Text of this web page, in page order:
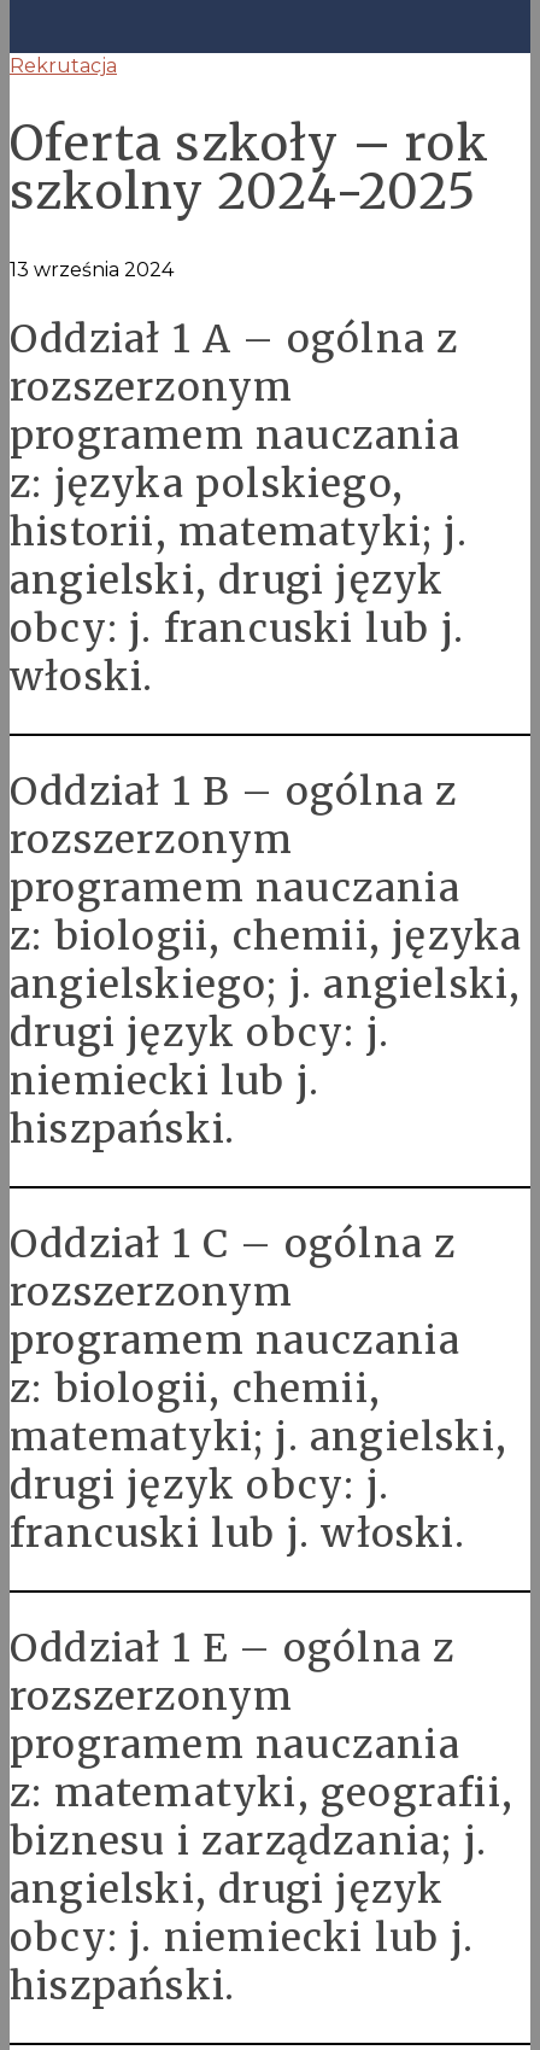
Rekrutacja
Oferta szkoły – rok
szkolny 2024-2025
13 września 2024
Oddział 1 A – ogólna z
rozszerzonym
programem nauczania
z: języka polskiego,
historii, matematyki; j.
angielski, drugi język
obcy: j. francuski lub j.
włoski.
Oddział 1 B – ogólna z
rozszerzonym
programem nauczania
z: biologii, chemii, języka
angielskiego; j. angielski,
drugi język obcy: j.
niemiecki lub j.
hiszpański.
Oddział 1 C – ogólna z
rozszerzonym
programem nauczania
z: biologii, chemii,
matematyki; j. angielski,
drugi język obcy: j.
francuski lub j. włoski.
Oddział 1 E – ogólna z
rozszerzonym
programem nauczania
z: matematyki, geografii,
biznesu i zarządzania; j.
angielski, drugi język
obcy: j. niemiecki lub j.
hiszpański.